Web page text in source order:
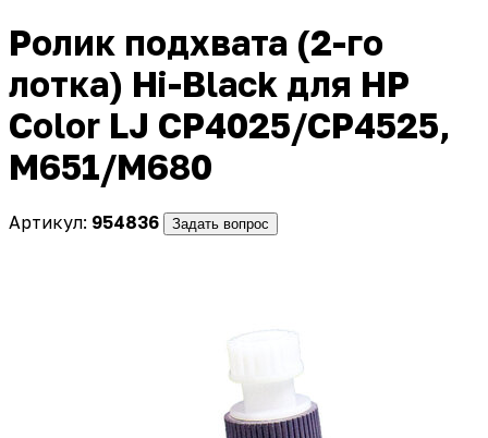
Ролик подхвата (2-го
лотка) Hi-Black для HP
Color LJ CP4025/CP4525,
M651/M680
Артикул: 954836 Задать вопрос